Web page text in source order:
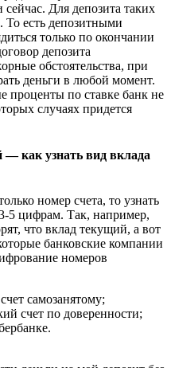
Для депозита таких
То есть депозитными
только по окончании
депозита
обстоятельства, при
деньги в любой момент.
проценты по ставке банк не
случаях придется
как узнать вид вклада
номер счета, то узнать
5 цифрам. Так, например,
что вклад текущий, а вот
банковские компании
номеров
самозанятому;
счет по доверенности;